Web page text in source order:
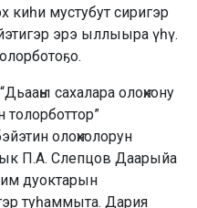
киһи мустубут сиригэр
эрэ ыллыыра үһү.
сахалара олоҥхону
олоҥхолорун
П.А. Слепцов Даарыйа
дуоктарын
туһаммыта. Дария